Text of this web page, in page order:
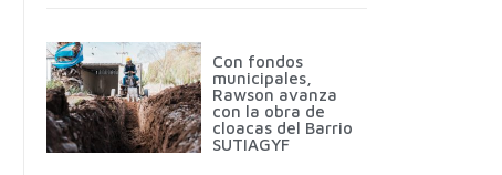
Con fondos
municipales,
Rawson avanza
con la obra de
cloacas del Barrio
SUTIAGYF